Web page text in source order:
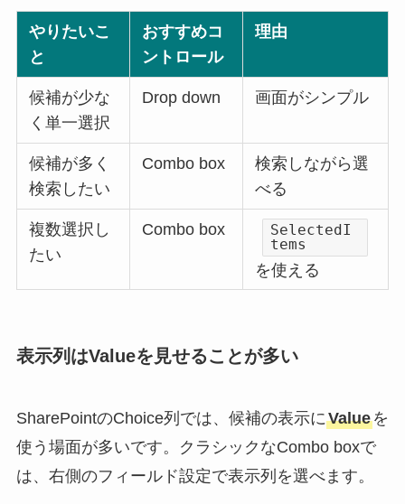
やりたいこ
と
おすすめコ
ントロール
理由
候補が少な
く単一選択
Drop down 画面がシンプル
候補が多く
検索したい
Combo box
検索しながら選
べる
複数選択し
たい
Combo box
SelectedI
tems
を使える
表示列はValueを見せることが多い
SharePointのChoice列では、候補の表示にValueを
使う場面が多いです。クラシックなCombo boxで
は、右側のフィールド設定で表示列を選べます。